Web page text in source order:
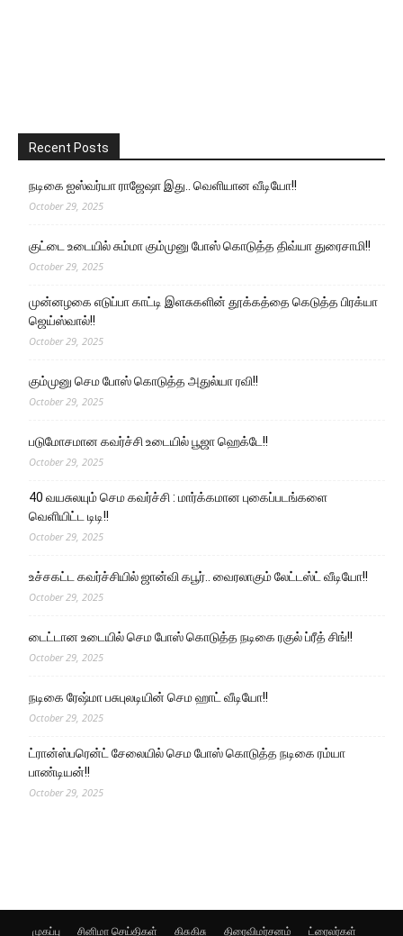
Recent Posts
நடிகை ஐஸ்வர்யா ராஜேஷா இது.. வெளியான வீடியோ!!
October 29, 2025
குட்டை உடையில் சும்மா கும்முனு போஸ் கொடுத்த திவ்யா துரைசாமி!!
October 29, 2025
முன்னழகை எடுப்பா காட்டி இளசுகளின் தூக்கத்தை கெடுத்த பிரக்யா
ஜெய்ஸ்வால்!!
October 29, 2025
கும்முனு செம போஸ் கொடுத்த அதுல்யா ரவி!!
October 29, 2025
படுமோசமான கவர்ச்சி உடையில் பூஜா ஹெக்டே!!
October 29, 2025
40 வயசுலயும் செம கவர்ச்சி : மார்க்கமான புகைப்படங்களை
வெளியிட்ட டிடி!!
October 29, 2025
உச்சகட்ட கவர்ச்சியில் ஜான்வி கபூர்.. வைரலாகும் லேட்டஸ்ட் வீடியோ!!
October 29, 2025
டைட்டான உடையில் செம போஸ் கொடுத்த நடிகை ரகுல் ப்ரீத் சிங்!!
October 29, 2025
நடிகை ரேஷ்மா பசுபுலடியின் செம ஹாட் வீடியோ!!
October 29, 2025
ட்ரான்ஸ்பரென்ட் சேலையில் செம போஸ் கொடுத்த நடிகை ரம்யா
பாண்டியன்!!
October 29, 2025
முகப்பு சினிமா செய்திகள் கிசுகிசு திரைவிமர்சனம் ட்ரைலர்கள்